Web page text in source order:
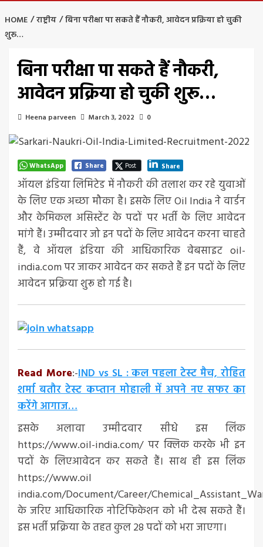
HOME राष्ट्रीय
बिना परीक्षा पा सकते हैं नौकरी, आवेदन प्रक्रिया हो चुकी
शुरू…
बिना परीक्षा पा सकते हैं नौकरी,
आवेदन प्रक्रिया हो चुकी शुरू…
Heena parveen March 3, 2022 0
WhatsApp Share Post Share
ऑयल इंडिया लिमिटेड में नौकरी की तलाश कर रहे युवाओं
के लिए एक अच्छा मौका है। इसके लिए Oil India ने वार्डन
और केमिकल असिस्टेंट के पदों पर भर्ती के लिए आवेदन
मांगे हैं। उम्मीदवार जो इन पदों के लिए आवेदन करना चाहते
हैं, वे ऑयल इंडिया की आधिकारिक वेबसाइट oil-
india.com पर जाकर आवेदन कर सकते हैं इन पदों के लिए
आवेदन प्रक्रिया शुरू हो गई है।
Read More:-IND vs SL : कल पहला टेस्‍ट मैच, रोहित
शर्मा बतौर टेस्‍ट कप्‍तान मोहाली में अपने नए सफर का
करेंगे आगाज…
इसके अलावा उम्मीदवार सीधे इस लिंक
https://www.oil-india.com/ पर क्लिक करके भी इन
पदों के लिएआवेदन कर सकते हैं। साथ ही इस लिंक
https://www.oil
india.com/Document/Career/
के जरिए आधिकारिक नोटिफिकेशन को भी देख सकते हैं।
इस भर्ती प्रक्रिया के तहत कुल 28 पदों को भरा जाएगा।